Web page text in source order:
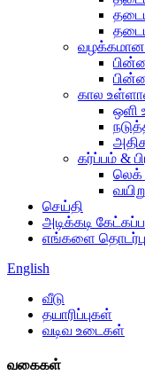
வழக்கமான
கால
ஒளி
கர்ப்பம் &
லெக்
செய்தி
அடிக்கடி
எங்களை
English
வீடு
தயாரிப்புகள்
வடிவ உடைகள்
வகைகள்